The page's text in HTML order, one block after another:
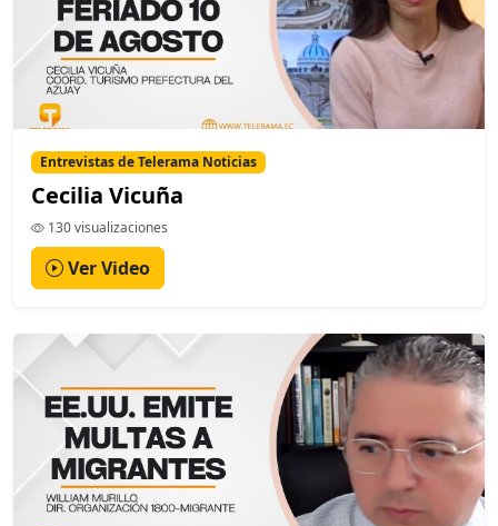
Entrevistas de Telerama Noticias
Cecilia Vicuña
130 visualizaciones
Ver Video